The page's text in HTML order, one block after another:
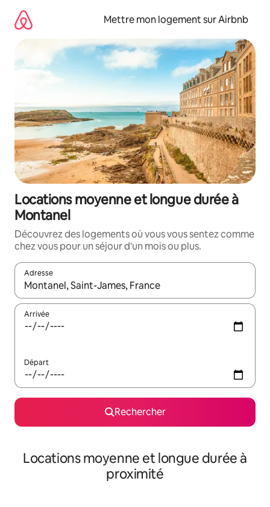
directement
contenu
Mettre mon logement sur Airbnb
Locations moyenne et longue durée à
Montanel
Découvrez des logements où vous vous sentez comme
chez vous pour un séjour d'un mois ou plus.
Adresse
Lorsque les résultats s'affichent, utilisez les flèches vers le
Arrivée
Départ
Rechercher
Locations moyenne et longue durée à
proximité